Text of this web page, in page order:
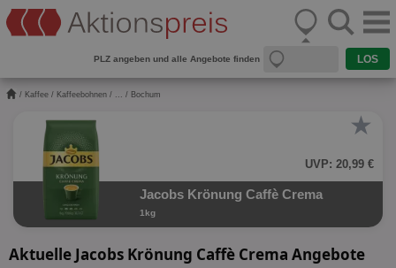
PLZ angeben und alle Angebote finden
/ Kaffee / Kaffeebohnen / ... / Bochum
★
UVP: 20,99 €
Jacobs Krönung Caffè Crema
1kg
Aktuelle Jacobs Krönung Caffè Crema Angebote